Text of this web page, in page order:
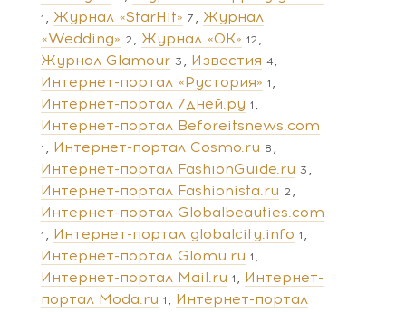
1 Журнал «StarHit» 7
Журнал
«Wedding» 2 Журнал «ОК» 12
Журнал Glamour 3 Известия 4
Интернет-портал «Рустория» 1
Интернет-портал 7дней.ру 1
Интернет-портал Beforeitsnews.com
1 Интернет-портал Cosmo.ru 8
Интернет-портал FashionGuide.ru 3
Интернет-портал Fashionista.ru 2
Интернет-портал Globalbeauties.com
1 Интернет-портал globalcity.info 1
Интернет-портал Glomu.ru 1
Интернет-портал Mail.ru 1
Интернет-
портал Moda.ru 1
Интернет-портал